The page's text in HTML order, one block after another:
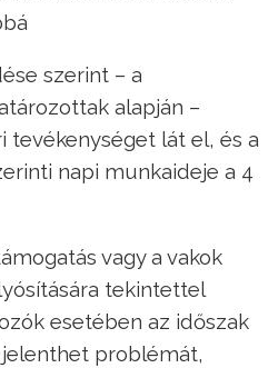
szerint – a
alapján –
tevékenységet lát el, és a
napi munkaideje a 4
vagy a vakok
tekintettel
esetében az időszak
problémát,